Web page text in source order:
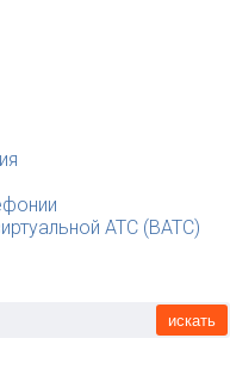
АТС (ВАТС)
искать